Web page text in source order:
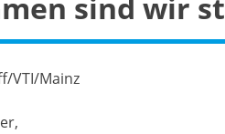
sind wir
VTI/Mainz